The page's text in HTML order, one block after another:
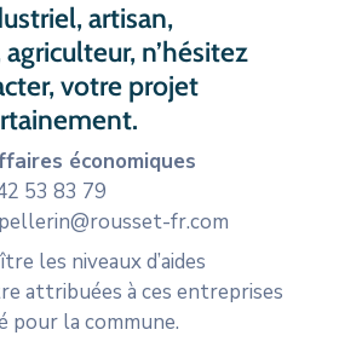
artisan,
n’hésitez
votre projet
économiques
53 83 79
fr.com
les niveaux d’aides
attribuées à ces entreprises
pour la commune.